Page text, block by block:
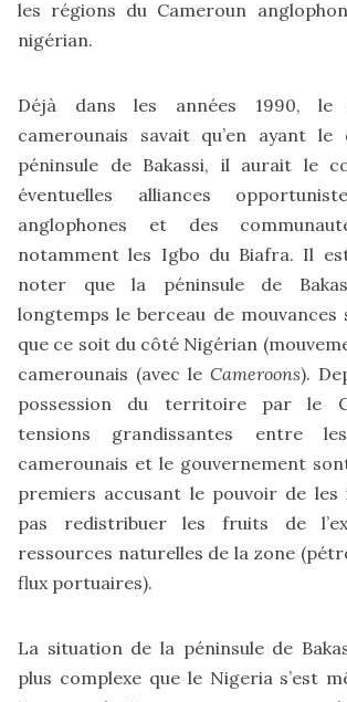
les régions du Cameroun
nigérian.
Déjà dans les années 1990, le
camerounais savait qu’en ayant
péninsule de Bakassi, il aurait le
éventuelles alliances
anglophones et des
notamment les Igbo du Biafra. Il
noter que la péninsule de
longtemps le berceau de mouvances
que ce soit du côté Nigérian
camerounais (avec le Cameroons).
possession du territoire par le
tensions grandissantes entre
camerounais et le gouvernement
premiers accusant le pouvoir de
pas redistribuer les fruits de
ressources naturelles de la zone
flux portuaires).
La situation de la péninsule de
plus complexe que le Nigeria s’est